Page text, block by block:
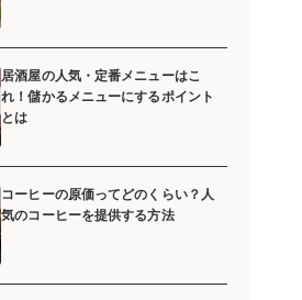
居酒屋の人気・定番メニューはこ
れ！儲かるメニューにするポイント
とは
コーヒーの原価ってどのくらい？人
気のコーヒーを提供する方法